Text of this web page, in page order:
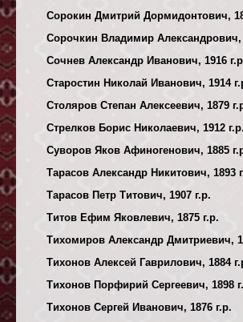
Сорокин Дмитрий Дормидонтович,
Сорочкин Владимир Александрович,
Сочнев Александр Иванович, 1916
Старостин Николай Иванович, 1914
Столяров Степан Алексеевич, 1879
Стрелков Борис Николаевич, 1912 г.р.
Суворов Яков Афиногенович, 1885
Тарасов Александр Никитович, 1893
Тарасов Петр Титович, 1907 г.р.
Титов Ефим Яковлевич, 1875 г.р.
Тихомиров Александр Дмитриевич,
Тихонов Алексей Гаврилович, 1884
Тихонов Порфирий Сергеевич, 1898
Тихонов Сергей Иванович, 1876 г.р.